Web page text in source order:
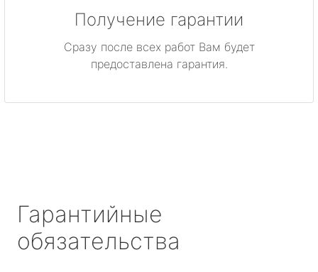
Получение гарантии
Сразу после всех работ Вам будет
предоставлена гарантия.
Гарантийные
обязательства